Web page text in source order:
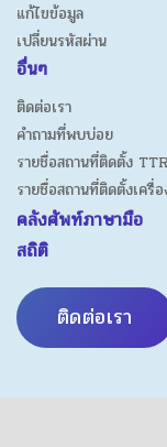
แก้ไขข้อมูล
เปลี่ยนรหัสผ่าน
อื่นๆ
ติดต่อเรา
คำถามที่พบบ่อย
รายชื่อสถานที่ติดตั้ง
รายชื่อสถานที่ติดตั้งเครื่
คลังศัพท์ภาษามือ
สถิติ
ติดต่อเรา